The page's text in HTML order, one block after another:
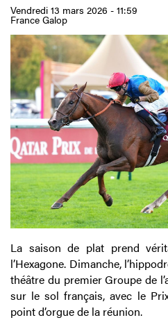
Vendredi 13 mars 2026 - 11:59
France Galop
La saison de plat prend
l’Hexagone. Dimanche,
théâtre du premier Groupe de
sur le sol français, avec le
point d’orgue de la réunion.